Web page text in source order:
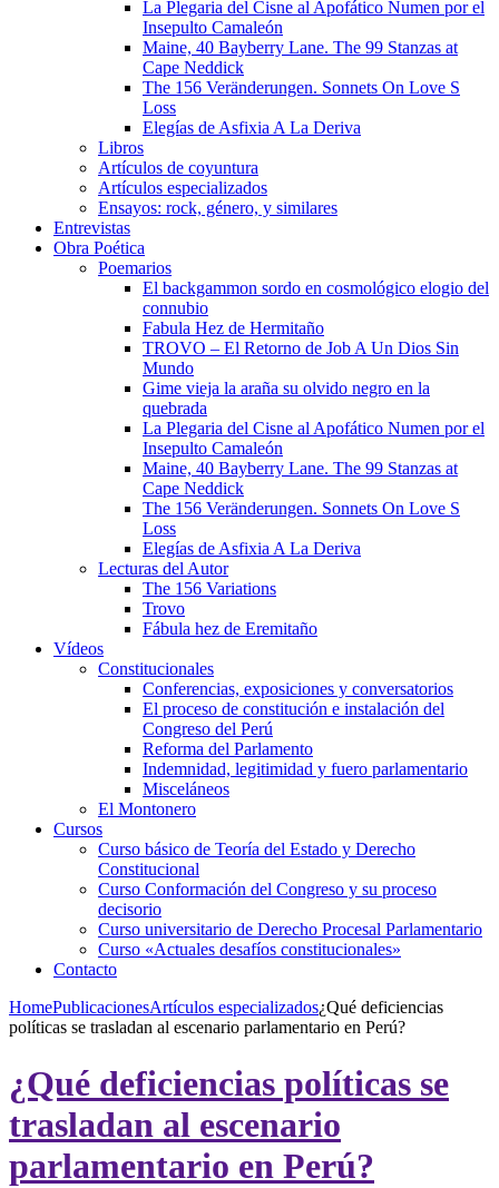
La Plegaria del Cisne al Apofático Numen por el
Insepulto Camaleón
Maine, 40 Bayberry Lane. The 99 Stanzas at
Cape Neddick
The 156 Veränderungen. Sonnets On Love S
Loss
Elegías de Asfixia A La Deriva
Libros
Artículos de coyuntura
Artículos especializados
Ensayos: rock, género, y similares
Entrevistas
Obra Poética
Poemarios
El backgammon sordo en cosmológico elogio del
connubio
Fabula Hez de Hermitaño
TROVO – El Retorno de Job A Un Dios Sin
Mundo
Gime vieja la araña su olvido negro en la
quebrada
La Plegaria del Cisne al Apofático Numen por el
Insepulto Camaleón
Maine, 40 Bayberry Lane. The 99 Stanzas at
Cape Neddick
The 156 Veränderungen. Sonnets On Love S
Loss
Elegías de Asfixia A La Deriva
Lecturas del Autor
The 156 Variations
Trovo
Fábula hez de Eremitaño
Vídeos
Constitucionales
Conferencias, exposiciones y conversatorios
El proceso de constitución e instalación del
Congreso del Perú
Reforma del Parlamento
Indemnidad, legitimidad y fuero parlamentario
Misceláneos
El Montonero
Cursos
Curso básico de Teoría del Estado y Derecho
Constitucional
Curso Conformación del Congreso y su proceso
decisorio
Curso universitario de Derecho Procesal Parlamentario
Curso «Actuales desafíos constitucionales»
Contacto
HomePublicacionesArtículos especializados¿Qué deficiencias
políticas se trasladan al escenario parlamentario en Perú?
¿Qué deficiencias políticas se
trasladan al escenario
parlamentario en Perú?